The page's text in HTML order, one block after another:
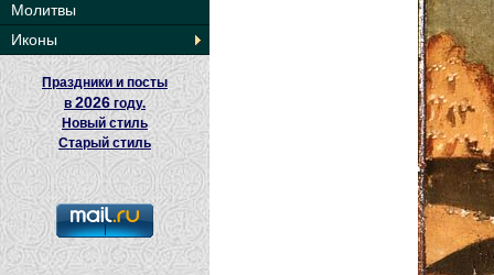
Молитвы
Иконы
Праздники и посты
в2026 году.
Новый стиль
Старый стиль